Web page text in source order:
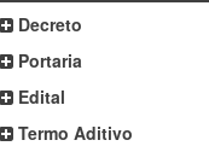
Decreto
Portaria
Edital
Termo Aditivo